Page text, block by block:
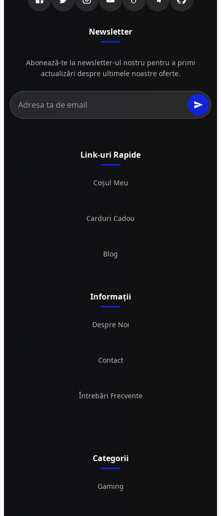
Newsletter
Abonează-te la newsletter-ul nostru pentru a primi
actualizări despre ultimele noastre oferte.
Link-uri Rapide
Coșul Meu
Carduri Cadou
Blog
Informații
Despre Noi
Contact
Întrebări Frecvente
Categorii
Gaming